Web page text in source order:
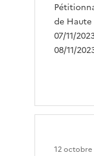
de
07/11/
08/11/
12 octobre